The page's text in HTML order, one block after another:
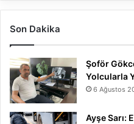
Son Dakika
Şoför
Yolcularla
6 Ağustos
Ayşe Sarı: